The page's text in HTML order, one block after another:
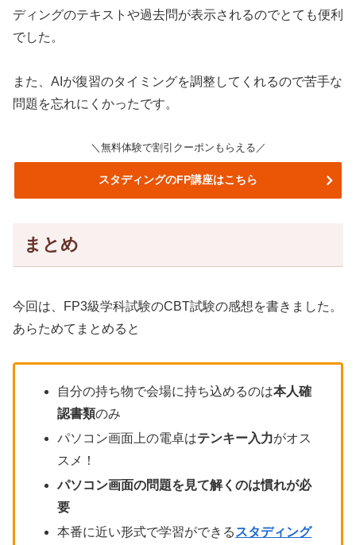
ディングのテキストや過去問が表示されるのでとても便利
でした。
また、AIが復習のタイミングを調整してくれるので苦手な
問題を忘れにくかったです。
＼無料体験で割引クーポンもらえる／
スタディングのFP講座はこちら
まとめ
今回は、FP3級学科試験のCBT試験の感想を書きました。
あらためてまとめると
自分の持ち物で会場に持ち込めるのは本人確
認書類のみ
パソコン画面上の電卓はテンキー入力がオス
スメ！
パソコン画面の問題を見て解くのは慣れが必
要
本番に近い形式で学習ができる スタディング